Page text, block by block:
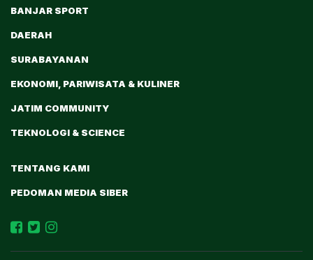
BANJAR SPORT
DAERAH
SURABAYANAN
EKONOMI, PARIWISATA & KULINER
JATIM COMMUNITY
TEKNOLOGI & SCIENCE
TENTANG KAMI
PEDOMAN MEDIA SIBER